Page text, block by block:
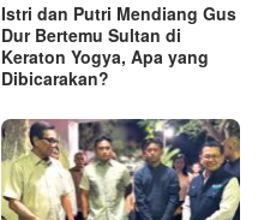
Istri dan Putri Mendiang Gus
Dur Bertemu Sultan di
Keraton Yogya, Apa yang
Dibicarakan?